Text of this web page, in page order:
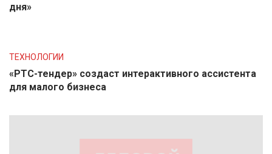
дня»
ТЕХНОЛОГИИ
«РТС-тендер» создаст интерактивного ассистента
для малого бизнеса